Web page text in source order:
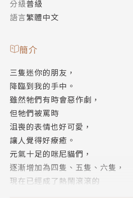
分級普級
語言繁體中文
簡介
三隻迷你的朋友，
降臨到我的手中。
雖然牠們有時會惡作劇，
但牠們被罵時
沮喪的表情也好可愛，
讓人覺得好療癒。
元氣十足的咪尼貓們，
逐漸增加為四隻、五隻、六隻，
現在已經成了熱鬧滾滾的